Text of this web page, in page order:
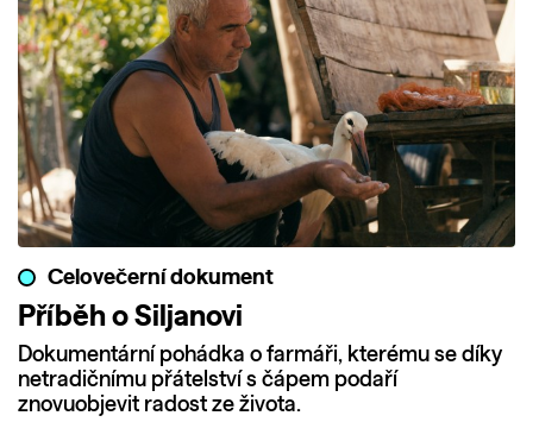
Celovečerní dokument
Příběh o Siljanovi
Dokumentární pohádka o farmáři, kterému se díky
netradičnímu přátelství s čápem podaří
znovuobjevit radost ze života.